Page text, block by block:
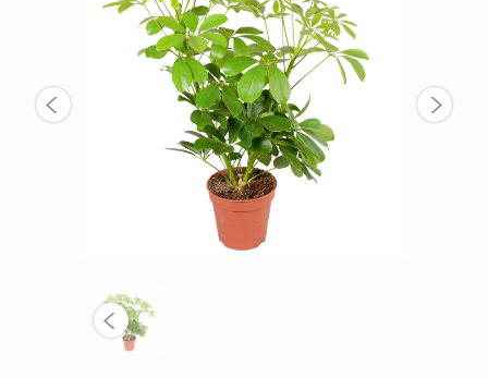
СВАДЕБНАЯ ФЛОРИСТИКА
КОМНАТНЫЕ РАСТЕНИЯ
ГОРШКИ И КАШПО
ГРУНТЫ И УДОБРЕНИЯ
ПРЕДМЕТЫ ИНТЕРЬЕРА